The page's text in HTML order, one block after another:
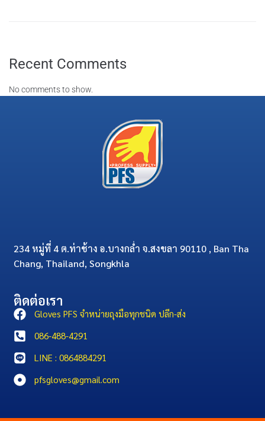
Recent Comments
No comments to show.
234 หมู่ที่ 4 ต.ท่าช้าง อ.บางกล่ำ จ.สงขลา 90110 , Ban Tha
Chang, Thailand, Songkhla
ติดต่อเรา
Gloves PFS จำหน่ายถุงมือทุกชนิด ปลีก-ส่ง
086-488-4291
LINE : 0864884291
pfsgloves@gmail.com